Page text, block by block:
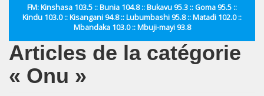
FM: Kinshasa 103.5 :: Bunia 104.8 :: Bukavu 95.3 :: Goma 95.5 ::
Kindu 103.0 :: Kisangani 94.8 :: Lubumbashi 95.8 :: Matadi 102.0 ::
Mbandaka 103.0 :: Mbuji-mayi 93.8
Articles de la catégorie
« Onu »